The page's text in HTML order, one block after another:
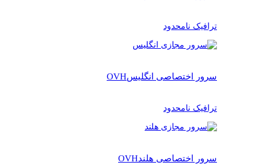
ترافیک نامحدود
سرور اختصاصی انگلیسOVH
ترافیک نامحدود
سرور اختصاصی هلندOVH